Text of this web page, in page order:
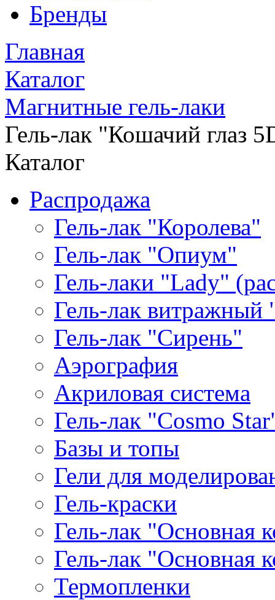
Бренды
Главная
Каталог
Магнитные гель-лаки
Гель-лак "Кошачий глаз
Каталог
Распродажа
Гель-лак "Королева"
Гель-лак "Опиум"
Гель-лаки "Lady"
Гель-лак витражный
Гель-лак "Сирень"
Аэрография
Акриловая система
Гель-лак "Cosmo
Базы и топы
Гели для
Гель-краски
Гель-лак "Основная
Гель-лак "Основная
Термопленки